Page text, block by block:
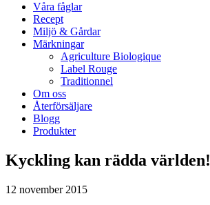
Våra fåglar
Recept
Miljö & Gårdar
Märkningar
Agriculture Biologique
Label Rouge
Traditionnel
Om oss
Återförsäljare
Blogg
Produkter
Kyckling kan rädda världen!
12 november 2015